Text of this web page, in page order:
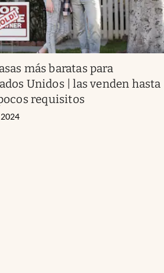
más baratas para
Unidos | las venden hasta
requisitos